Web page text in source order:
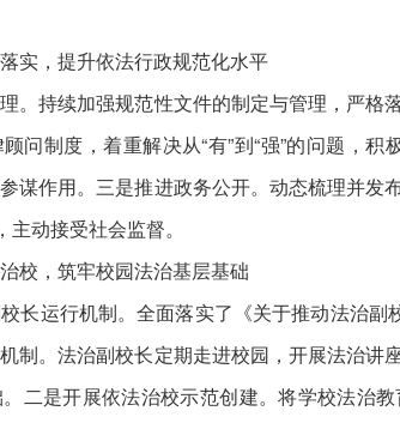
，提升依法行政规范化水平
持续加强规范性文件的制定与管理，严格
问制度，着重解决从“有”到“强”的问题，
谋作用。三是推进政务公开。动态梳理并发
主动接受社会监督。
，筑牢校园法治基层基础
运行机制。全面落实了《关于推动法治副
制。法治副校长定期走进校园，开展法治
二是开展依法治校示范创建。将学校法治